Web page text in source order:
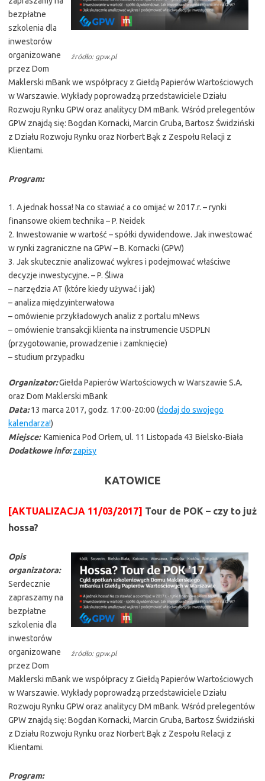
źródło: gpw.pl
bezpłatne
szkolenia dla
inwestorów
organizowane
przez Dom
Maklerski mBank we współpracy z Giełdą Papierów Wartościowych
w Warszawie. Wykłady poprowadzą przedstawiciele Działu
Rozwoju Rynku GPW oraz analitycy DM mBank. Wśród prelegentów
GPW znajdą się: Bogdan Kornacki, Marcin Gruba, Bartosz Świdziński
z Działu Rozwoju Rynku oraz Norbert Bąk z Zespołu Relacji z
Klientami.
Program:
1. A jednak hossa! Na co stawiać a co omijać w 2017.r. – rynki
finansowe okiem technika – P. Neidek
2. Inwestowanie w wartość – spółki dywidendowe. Jak inwestować
w rynki zagraniczne na GPW – B. Kornacki (GPW)
3. Jak skutecznie analizować wykres i podejmować właściwe
decyzje inwestycyjne. – P. Śliwa
– narzędzia AT (które kiedy używać i jak)
– analiza międzyinterwałowa
– omówienie przykładowych analiz z portalu mNews
– omówienie transakcji klienta na instrumencie USDPLN
(przygotowanie, prowadzenie i zamknięcie)
– studium przypadku
Organizator:Giełda Papierów Wartościowych w Warszawie S.A.
oraz Dom Maklerski mBank
Data:13 marca 2017, godz. 17:00-20:00 (dodaj do swojego
kalendarza!)
Miejsce: Kamienica Pod Orłem, ul. 11 Listopada 43 Bielsko-Biała
Dodatkowe info:zapisy
KATOWICE
[AKTUALIZACJA 11/03/2017] Tour de POK – czy to już
hossa?
źródło: gpw.pl
Opis
organizatora:
Serdecznie
zapraszamy na
bezpłatne
szkolenia dla
inwestorów
organizowane
przez Dom
Maklerski mBank we współpracy z Giełdą Papierów Wartościowych
w Warszawie. Wykłady poprowadzą przedstawiciele Działu
Rozwoju Rynku GPW oraz analitycy DM mBank. Wśród prelegentów
GPW znajdą się: Bogdan Kornacki, Marcin Gruba, Bartosz Świdziński
z Działu Rozwoju Rynku oraz Norbert Bąk z Zespołu Relacji z
Klientami.
Program: